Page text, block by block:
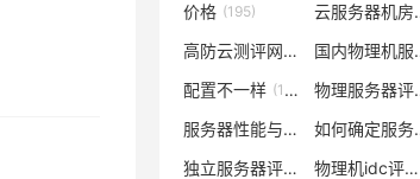
价格 (195) 云
高防云测评网(169) 国内
配置不一样 (148) 物
服务器性能与什么有关 (138) 如何
独立服务器评测 (128) 物理机idc评测网